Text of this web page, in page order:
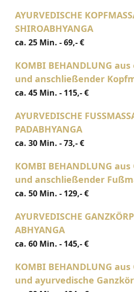
AYURVEDISCHE
SHIROABHYANGA
ca. 25 Min. - 69,- €
KOMBI BEHANDLUNG
und anschließender
ca. 45 Min. - 115,- €
AYURVEDISCHE
PADABHYANGA
ca. 30 Min. - 73,- €
KOMBI BEHANDLUNG
und anschließender
ca. 50 Min. - 129,- €
AYURVEDISCHE
ABHYANGA
ca. 60 Min. - 145,- €
KOMBI BEHANDLUNG
und ayurvedische